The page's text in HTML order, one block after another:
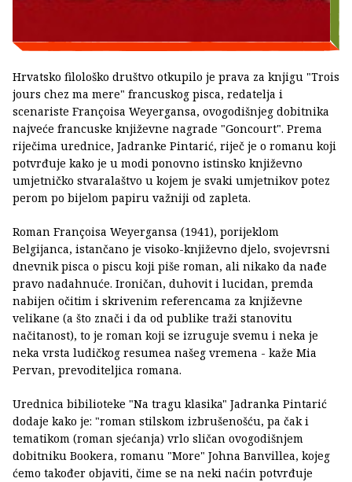
Hrvatsko filološko društvo otkupilo je prava za knjigu "Trois
jours chez ma mere" francuskog pisca, redatelja i
scenariste Françoisa Weyergansa, ovogodišnjeg dobitnika
najveće francuske književne nagrade "Goncourt". Prema
riječima urednice, Jadranke Pintarić, riječ je o romanu koji
potvrđuje kako je u modi ponovno istinsko književno
umjetničko stvaralaštvo u kojem je svaki umjetnikov potez
perom po bijelom papiru važniji od zapleta.
Roman Françoisa Weyergansa (1941), porijeklom
Belgijanca, istančano je visoko-književno djelo, svojevrsni
dnevnik pisca o piscu koji piše roman, ali nikako da nađe
pravo nadahnuće. Ironičan, duhovit i lucidan, premda
nabijen očitim i skrivenim referencama za književne
velikane (a što znači i da od publike traži stanovitu
načitanost), to je roman koji se izruguje svemu i neka je
neka vrsta ludičkog resumea našeg vremena - kaže Mia
Pervan, prevoditeljica romana.
Urednica bibilioteke "Na tragu klasika" Jadranka Pintarić
dodaje kako je: "roman stilskom izbrušenošću, pa čak i
tematikom (roman sjećanja) vrlo sličan ovogodišnjem
dobitniku Bookera, romanu "More" Johna Banvillea, kojeg
ćemo također objaviti, čime se na neki naćin potvrđuje